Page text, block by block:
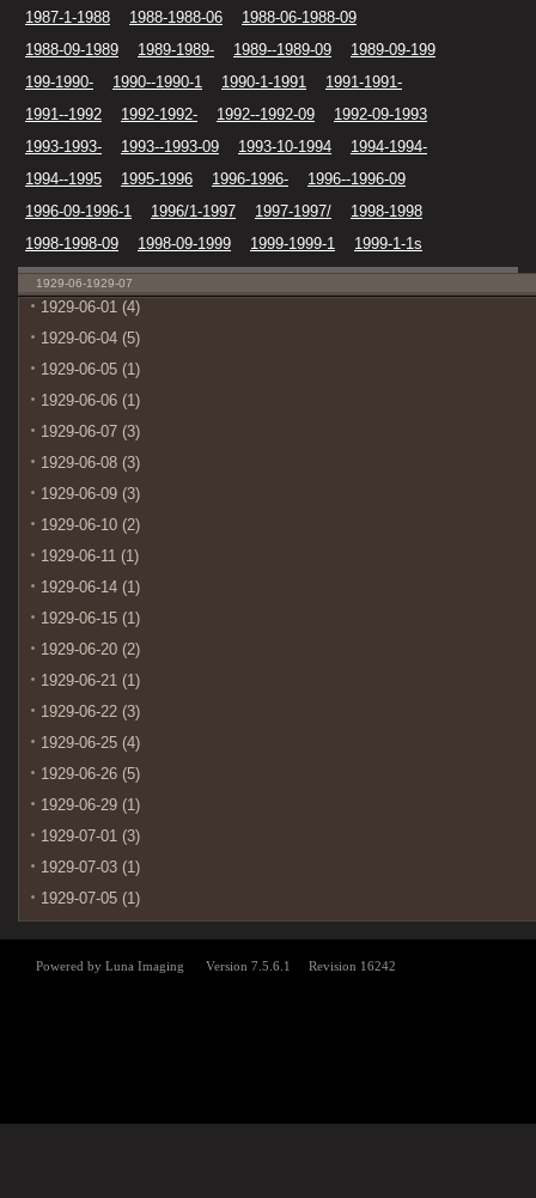
1987-1-1988
1988-1988-06
1988-06-1988-09
1988-09-1989
1989-1989- 1989--1989-09
1989-09-199
199-1990-
1990--1990-1 1990-1-1991
1991-1991-
1991--1992
1992-1992- 1992--1992-09
1992-09-1993
1993-1993-
1993--1993-09 1993-10-1994
1994-1994-
1994--1995
1995-1996 1996-1996-
1996--1996-09
1996-09-1996-1
1996/1-1997 1997-1997/
1998-1998
1998-1998-09
1998-09-1999 1999-1999-1 1999-1-1s
1929-06-1929-07
1929-06-01 (4)
1929-06-04 (5)
1929-06-05 (1)
1929-06-06 (1)
1929-06-07 (3)
1929-06-08 (3)
1929-06-09 (3)
1929-06-10 (2)
1929-06-11 (1)
1929-06-14 (1)
1929-06-15 (1)
1929-06-20 (2)
1929-06-21 (1)
1929-06-22 (3)
1929-06-25 (4)
1929-06-26 (5)
1929-06-29 (1)
1929-07-01 (3)
1929-07-03 (1)
1929-07-05 (1)